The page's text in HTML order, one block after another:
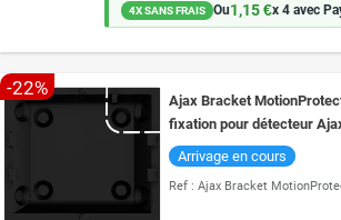
4X SANS FRAIS Ou1,15 €x 4 avec
-22%
Ajax Bracket
fixation pour détecteur
Arrivage en cours
Ref : Ajax Bracket